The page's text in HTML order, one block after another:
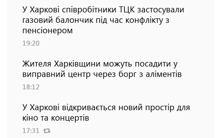
У Харкові співробітники ТЦК застосували
газовий балончик під час конфлікту з
пенсіонером
19:20
Жителя Харківщини можуть посадити у
виправний центр через борг з аліментів
18:12
У Харкові відкривається новий простір для
кіно та концертів
17:31